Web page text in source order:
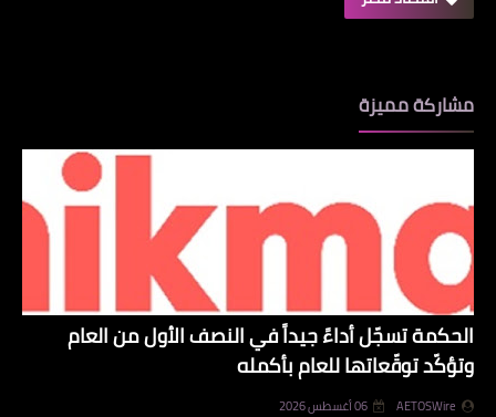
مشاركة مميزة
الحكمة تسجّل أداءً جيداً في النصف الأول من العام
وتؤكّد توقّعاتها للعام بأكمله
AETOSWire 06 أغسطس 2026